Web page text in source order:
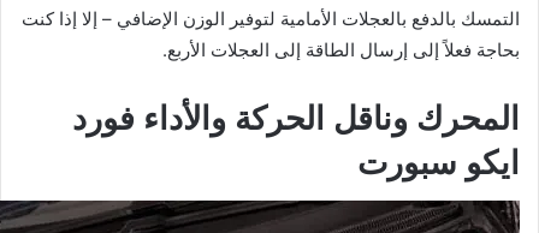
التمسك بالدفع بالعجلات الأمامية لتوفير الوزن الإضافي – إلا إذا كنت
بحاجة فعلاً إلى إرسال الطاقة إلى العجلات الأربع.
المحرك وناقل الحركة والأداء فورد
ايكو سبورت